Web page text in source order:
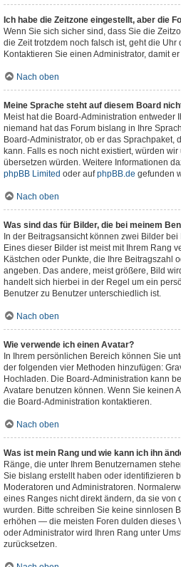
Ich habe die Zeitzone eingestellt, aber die
Wenn Sie sich sicher sind, dass Sie die
die Zeit trotzdem noch falsch ist, geht die Uhr
Kontaktieren Sie einen Administrator, damit
Nach oben
Meine Sprache steht auf diesem Board
Meist hat die Board-Administration entweder
niemand hat das Forum bislang in Ihre
Board-Administrator, ob er das Sprachpaket,
kann. Falls es noch nicht existiert, würden
übersetzen würden. Weitere Informationen
phpBB Limited oder aufphpBB.de gefunden
Nach oben
Was sind das für Bilder, die bei meinem
In der Beitragsansicht können zwei Bilder
Eines dieser Bilder ist meist mit Ihrem Rang
Kästchen oder Punkte, die Ihre Beitragszahl
angeben. Das andere, meist größere, Bild
handelt sich hierbei in der Regel um ein
Benutzer zu Benutzer unterschiedlich ist.
Nach oben
Wie verwende ich einen Avatar?
In Ihrem persönlichen Bereich können Sie
der folgenden vier Methoden hinzufügen:
Hochladen. Die Board-Administration kann
Avatare benutzen können. Wenn Sie keinen
die Board-Administration kontaktieren.
Nach oben
Was ist mein Rang und wie kann ich ihn
Ränge, die unter Ihrem Benutzernamen
Sie bislang erstellt haben oder identifizieren
Moderatoren und Administratoren.
eines Ranges nicht direkt ändern, da sie von
wurden. Bitte schreiben Sie keine sinnlosen
erhöhen — die meisten Foren dulden dieses
oder Administrator wird Ihren Rang unter
zurücksetzen.